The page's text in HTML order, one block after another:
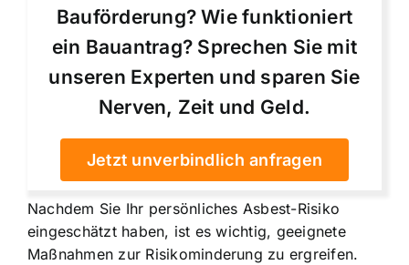
Bauförderung? Wie funktioniert
ein Bauantrag? Sprechen Sie mit
unseren Experten und sparen Sie
Nerven, Zeit und Geld.
Jetzt unverbindlich anfragen
Nachdem Sie Ihr persönliches Asbest-Risiko
eingeschätzt haben, ist es wichtig, geeignete
Maßnahmen zur Risikominderung zu ergreifen.